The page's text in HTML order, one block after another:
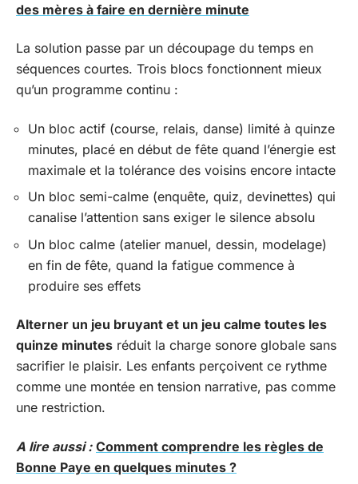
des mères à faire en dernière minute
La solution passe par un découpage du temps en
séquences courtes. Trois blocs fonctionnent mieux
qu’un programme continu :
Un bloc actif (course, relais, danse) limité à quinze
minutes, placé en début de fête quand l’énergie est
maximale et la tolérance des voisins encore intacte
Un bloc semi-calme (enquête, quiz, devinettes) qui
canalise l’attention sans exiger le silence absolu
Un bloc calme (atelier manuel, dessin, modelage)
en fin de fête, quand la fatigue commence à
produire ses effets
Alterner un jeu bruyant et un jeu calme toutes les
quinze minutes réduit la charge sonore globale sans
sacrifier le plaisir. Les enfants perçoivent ce rythme
comme une montée en tension narrative, pas comme
une restriction.
A lire aussi : Comment comprendre les règles de
Bonne Paye en quelques minutes ?